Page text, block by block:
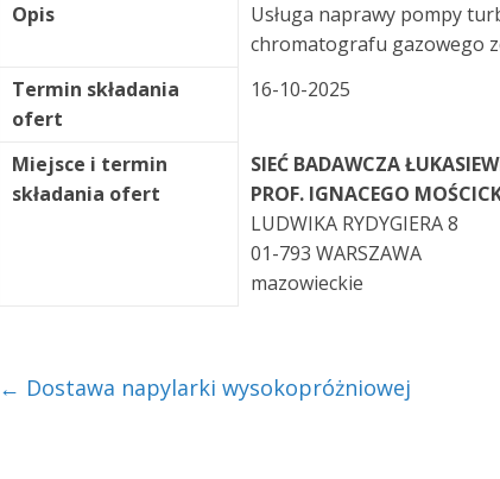
Opis
Usługa naprawy pompy
chromatografu gazowego
Termin składania
ofert
16-10-2025
Miejsce i termin
składania ofert
SIEĆ BADAWCZA
PROF. IGNACEGO
LUDWIKA RYDYGIERA 8
01-793 WARSZAWA
mazowieckie
← Dostawa napylarki wysokopróżniowej